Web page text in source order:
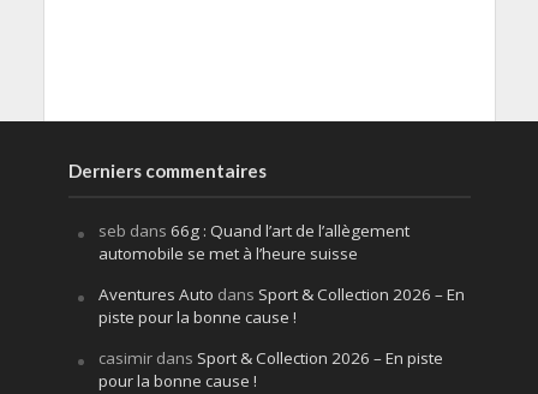
Derniers commentaires
seb dans 66g : Quand l’art de l’allègement
automobile se met à l’heure suisse
Aventures Auto dans Sport & Collection 2026 – En
piste pour la bonne cause !
casimirdans Sport & Collection 2026 – En piste
pour la bonne cause !